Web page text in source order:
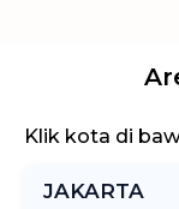
Klik kota di
JAKARTA